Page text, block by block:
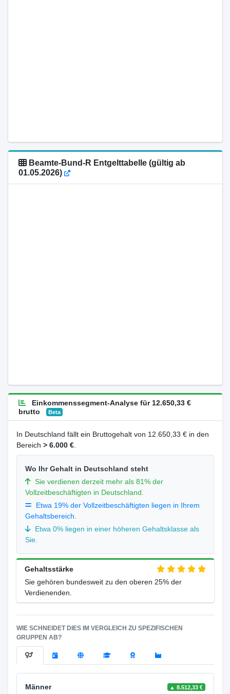
Beamte-Bund-R Entgelttabelle (gültig ab
01.05.2026)
Einkommenssegment-Analyse für 12.650,33 €
brutto
Beta
In Deutschland fällt ein Bruttogehalt von 12.650,33 € in den
Bereich > 6.000 €.
Wo Ihr Gehalt in Deutschland steht
Sie verdienen derzeit mehr als 81% der
Vollzeitbeschäftigten in Deutschland.
Etwa 19% der Vollzeitbeschäftigten liegen in Ihrem
Gehaltsbereich.
Etwa 0% liegen in einer höheren Gehaltsklasse als
Sie.
Gehaltsstärke
Sie gehören bundesweit zu den oberen 25% der
Verdienenden.
WIE SCHNEIDET DIES IM VERGLEICH ZU SPEZIFISCHEN
GRUPPEN AB?
Männer ▲ 8.512,33 €